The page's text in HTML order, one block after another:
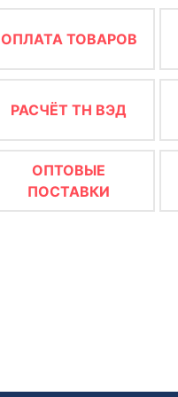
ОПЛАТА ТОВАРОВ
РАСЧЁТ ТН ВЭД
ОПТОВЫЕ
ПОСТАВКИ